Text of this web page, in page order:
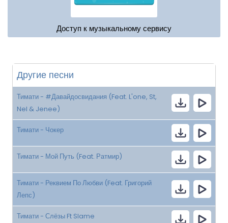
Доступ к музыкальному сервису
Другие песни
Тимати - #Давайдосвидания (Feat. L'one, St,
Nel & Jenee)
Тимати - Чокер
Тимати - Мой Путь (Feat. Ратмир)
Тимати - Реквием По Любви (Feat. Григорий
Лепс)
Тимати - Слёзы Ft Slame